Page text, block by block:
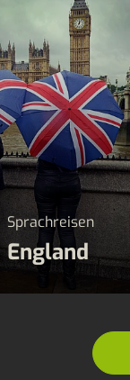
Sprachreisen
England